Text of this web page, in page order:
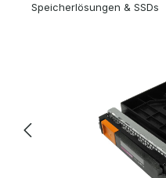
Speicherlösungen & SSDs